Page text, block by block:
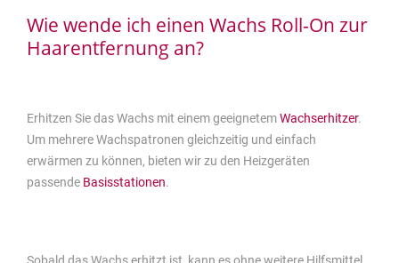
Wie wende ich einen Wachs Roll-On zur
Haarentfernung an?
Erhitzen Sie das Wachs mit einem geeignetemWachserhitzer.
Um mehrere Wachspatronen gleichzeitig und einfach
erwärmen zu können, bieten wir zu den Heizgeräten
passende Basisstationen.